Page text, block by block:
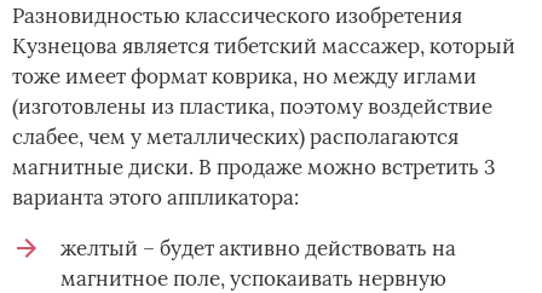
Разновидностью классического изобретения
Кузнецова является тибетский массажер, который
тоже имеет формат коврика, но между иглами
(изготовлены из пластика, поэтому воздействие
слабее, чем у металлических) располагаются
магнитные диски. В продаже можно встретить 3
варианта этого аппликатора:
желтый – будет активно действовать на
магнитное поле, успокаивать нервную